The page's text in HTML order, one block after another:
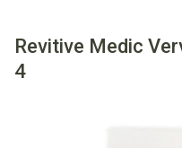
Revitive Medic
4